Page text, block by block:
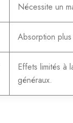
Nécessite un
Absorption
Effets limités à
généraux.